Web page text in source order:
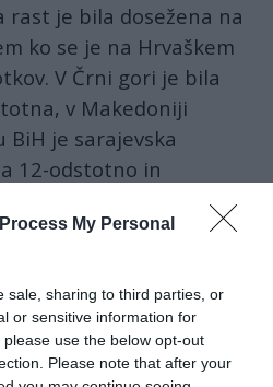
My Personal
sale, sharing to third parties, or
or sensitive information for
use the below opt-out
Please note that after your
rast je bila dosežena na
ko se je na Hrvaškem
V Črni gori je bila
v Makedoniji
je sarajevska
12-odstotno in
kombinirani
znaša 93,4
družbe pa 87,6